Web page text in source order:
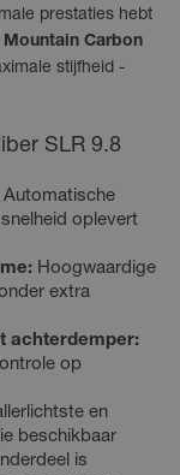
prestaties hebt
Mountain Carbon
stijfheid -
SLR 9.8
Automatische
oplevert
Hoogwaardige
extra
achterdemper:
op
en
beschikbaar
is